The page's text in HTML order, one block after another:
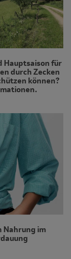
Hauptsaison für
durch Zecken
können?
Nahrung im